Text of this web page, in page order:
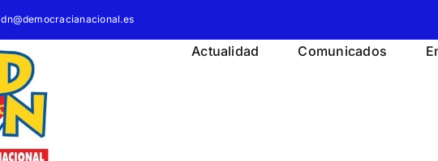
dn@democracianacional.es
Actualidad Comunicados